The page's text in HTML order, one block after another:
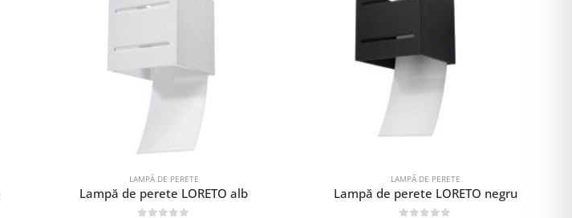
LAMPĂ DE PERETE
Lampă de perete LORETO alb
LAMPĂ DE PERETE
Lampă de perete LORETO negru